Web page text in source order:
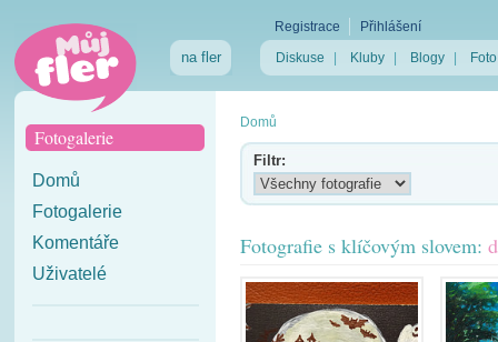
na fler
Registrace
Přihlášení
Diskuse
Kluby Blogy Foto
Fotogalerie
Domů
Fotogalerie
Komentáře
Uživatelé
Domů
Filtr:
Fotografie s klíčovým slovem: